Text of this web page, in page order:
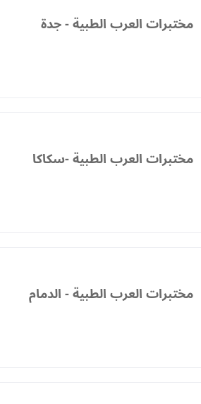
مختبرات العرب الطبية - جدة
مختبرات العرب الطبية -سكاكا
مختبرات العرب الطبية - الدمام